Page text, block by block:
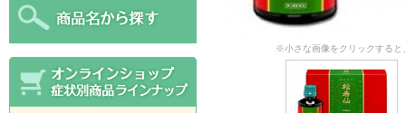
※小さな画像をクリックすると